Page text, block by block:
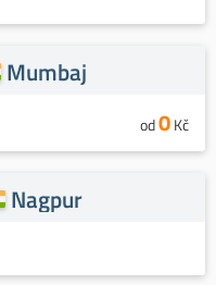
Mumbaj
od0Kč
Nagpur